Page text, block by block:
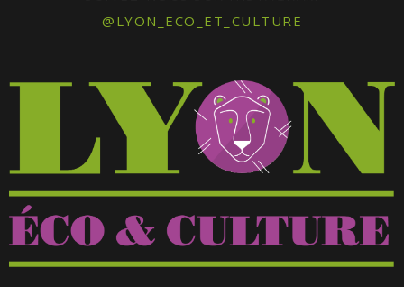
@LYON_ECO_ET_CULTURE